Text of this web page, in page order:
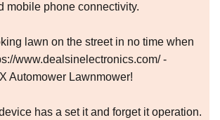
mobile phone connectivity.
lawn on the street in no time when
www.dealsinelectronics.com/ -
Automower Lawnmower!
has a set it and forget it operation.